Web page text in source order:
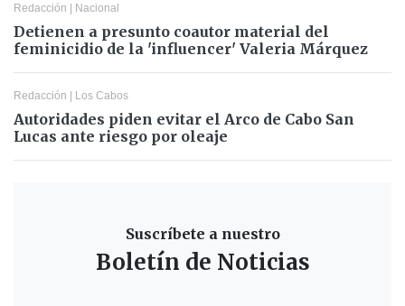
Redacción | Nacional
Detienen a presunto coautor material del
feminicidio de la 'influencer' Valeria Márquez
Redacción | Los Cabos
Autoridades piden evitar el Arco de Cabo San
Lucas ante riesgo por oleaje
Suscríbete a nuestro
Boletín de Noticias